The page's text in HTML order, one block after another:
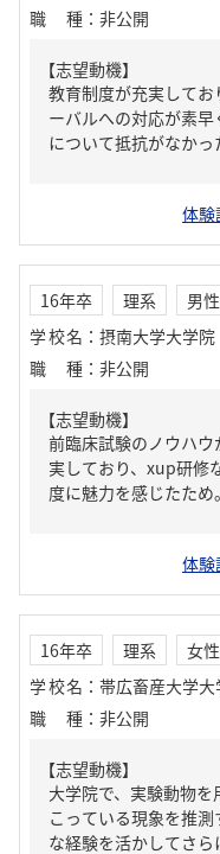
職種 ： 非公開
【志望動機】
教育制度が充実して
ーバルへの対応が素
について抵抗がなか
体験
16年卒 理系
男性
学校名 ： 摂南大学大学院
職種 ： 非公開
【志望動機】
前臨床試験のノウハ
実しており、xup研修
度に魅力を感じたため。
体験
16年卒 理系
女性
学校名 ： 帯広畜産大学大
職種 ： 非公開
【志望動機】
大学院で、実験動物
こっている現象を推
な経験を活かしてさ